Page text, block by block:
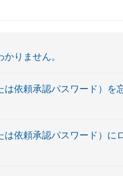
りません。
は依頼承認パスワード）を
は依頼承認パスワード）に